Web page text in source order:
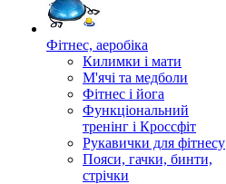
Фітнес, аеробіка
Килимки і мати
М'ячі та медболи
Фітнес і йога
Функціональний
тренінг і Кроссфіт
Рукавички для фітнесу
Пояси, гачки, бинти,
стрічки